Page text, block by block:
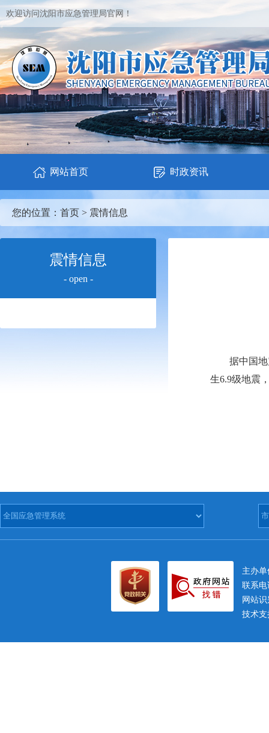
欢迎访问沈阳市应急管理局官网！
网站首页 时政资讯
您的位置： 首页 > 震情信息
震情信息
- open -
据中国地震
生6.9级地震
主办
联系电
网站
技术